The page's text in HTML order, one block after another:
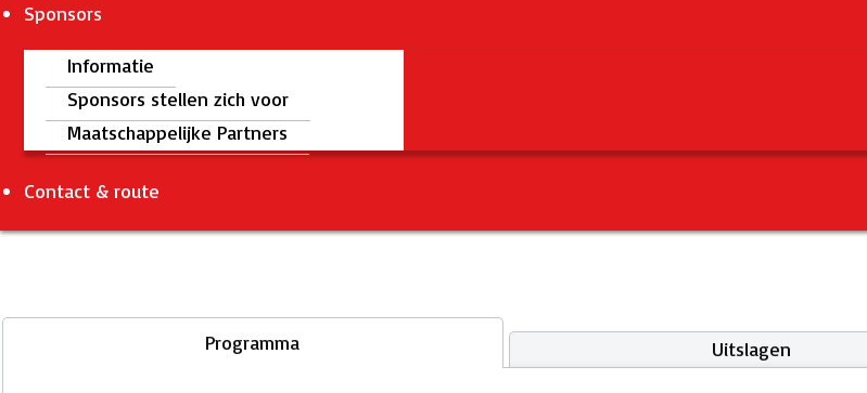
Sponsors
Informatie
Sponsors stellen zich voor
Maatschappelijke Partners
Contact & route
Programma Uitslagen